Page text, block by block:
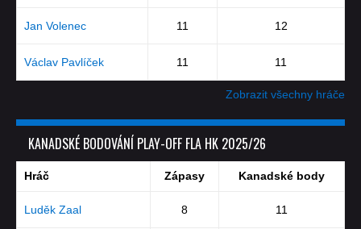
Jan Volenec 11 12
Václav Pavlíček 11 11
Zobrazit všechny hráče
KANADSKÉ BODOVÁNÍ PLAY-OFF FLA HK 2025/26
Hráč Zápasy Kanadské body
Luděk Zaal 8 11